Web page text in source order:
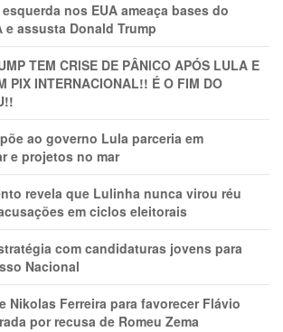
nos EUA ameaça bases do
e assusta Donald Trump
TEM CRlSE DE PÂNlCO APÓS LULA E
PIX INTERNACIONAL!! É O FIM DO
ao governo Lula parceria em
e projetos no mar
revela que Lulinha nunca virou réu
em ciclos eleitorais
com candidaturas jovens para
Nacional
Nikolas Ferreira para favorecer Flávio
por recusa de Romeu Zema